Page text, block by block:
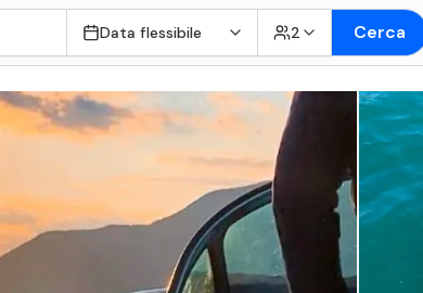
Data flessibile 2 Cerca